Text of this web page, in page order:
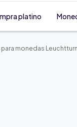
platino
monedas